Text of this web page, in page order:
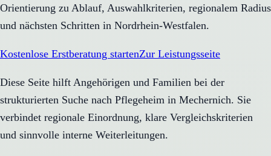
Orientierung zu Ablauf, Auswahlkriterien, regionalem Radius
und nächsten Schritten in Nordrhein-Westfalen.
Kostenlose Erstberatung startenZur Leistungsseite
Diese Seite hilft Angehörigen und Familien bei der
strukturierten Suche nach Pflegeheim in Mechernich. Sie
verbindet regionale Einordnung, klare Vergleichskriterien
und sinnvolle interne Weiterleitungen.